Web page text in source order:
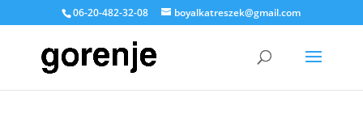
06-20-482-32-08 boyalkatreszek@gmail.com